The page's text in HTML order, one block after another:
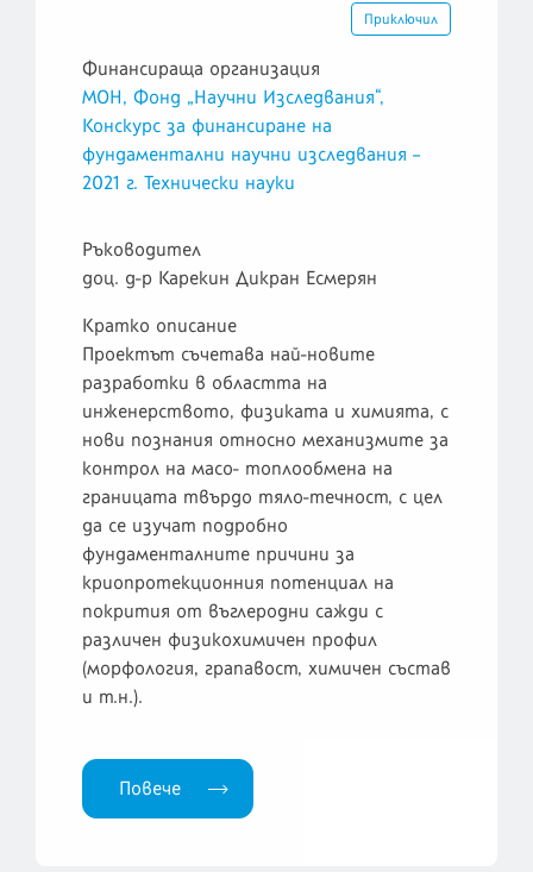
Приключил
Финансираща организация
МОН, Фонд „Научни Изследвания“,
Конскурс за финансиране на
фундаментални научни изследвания –
2021 г. Технически науки
Ръководител
доц. д-р Карекин Дикран Есмерян
Кратко описание
Проектът съчетава най-новите
разработки в областта на
инженерството, физиката и химията, с
нови познания относно механизмите за
контрол на масо- топлообмена на
границата твърдо тяло-течност, с цел
да се изучат подробно
фундаменталните причини за
криопротекционния потенциал на
покрития от въглеродни сажди с
различен физикохимичен профил
(морфология, грапавост, химичен състав
и т.н.).
Повече